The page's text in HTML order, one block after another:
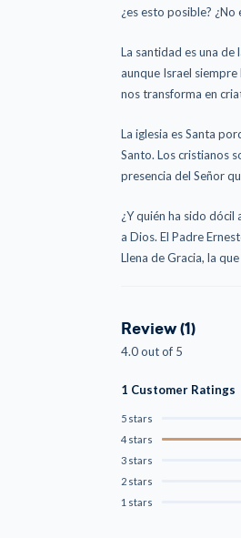
¿es esto posible?
La santidad es una
aunque Israel
nos transforma en
La iglesia es Santa
Santo. Los cristianos
presencia del Señor
¿Y quién ha sido dócil
a Dios. El Padre
Llena de Gracia, la
Review (1)
4.0 out of 5
1 Customer Ratings
5 stars
4 stars
3 stars
2 stars
1 stars